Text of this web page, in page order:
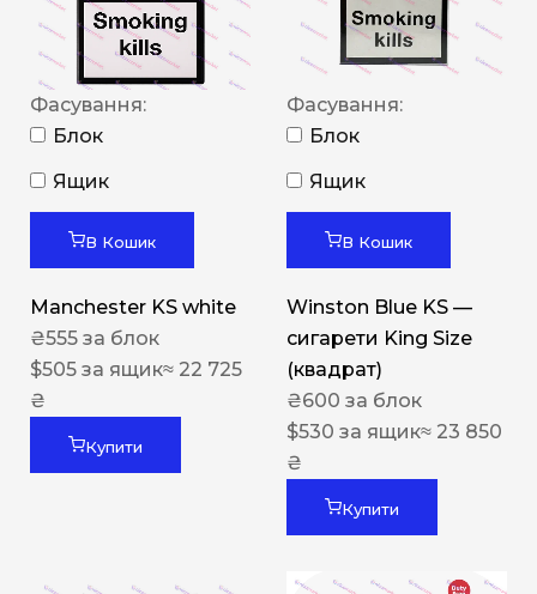
Фасування:
Блок
Ящик
В Кошик
Manchester KS white
₴555 за блок
$505 за ящик≈ 22 725
₴
Купити
Фасування:
Блок
Ящик
В Кошик
Winston Blue KS —
сигарети King Size
(квадрат)
₴600 за блок
$530 за ящик≈ 23 850
₴
Купити